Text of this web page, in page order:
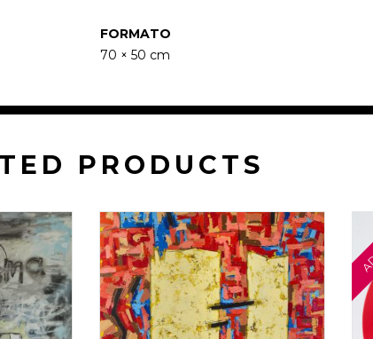
FORMATO
70 × 50 cm
PRODUCTS
cm 4 × 100 × 100 cm